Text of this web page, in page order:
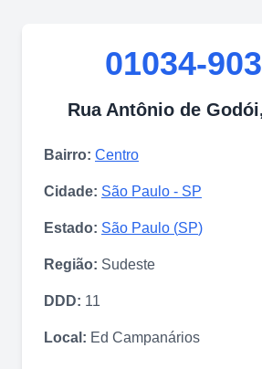
01034-903
Rua Antônio de
Bairro: Centro
Cidade: São Paulo - SP
Estado: São Paulo (SP)
Região: Sudeste
DDD: 11
Local: Ed Campanários